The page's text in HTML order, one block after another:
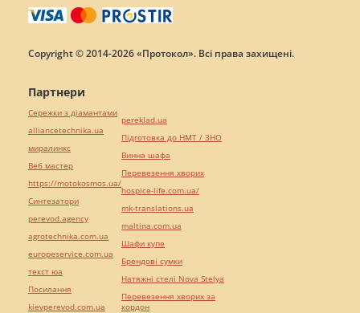
Copyright © 2014-2026 «Протокол». Всі права захищені.
Партнери
Сережки з діамантами
alliancetechnika.ua
миралинкс
Веб мастер
https://motokosmos.ua/
Синтезатори
perevod.agency
agrotechnika.com.ua
europeservice.com.ua
текст юа
Посилання
kievperevod.com.ua
pereklad.ua
Підготовка до НМТ / ЗНО
Винна шафа
Перевезення хворих
hospice-life.com.ua/
mk-translations.ua
maltina.com.ua
Шафи купе
Брендові сумки
Натяжні стелі Nova Stelya
Перевезення хворих за
кордон